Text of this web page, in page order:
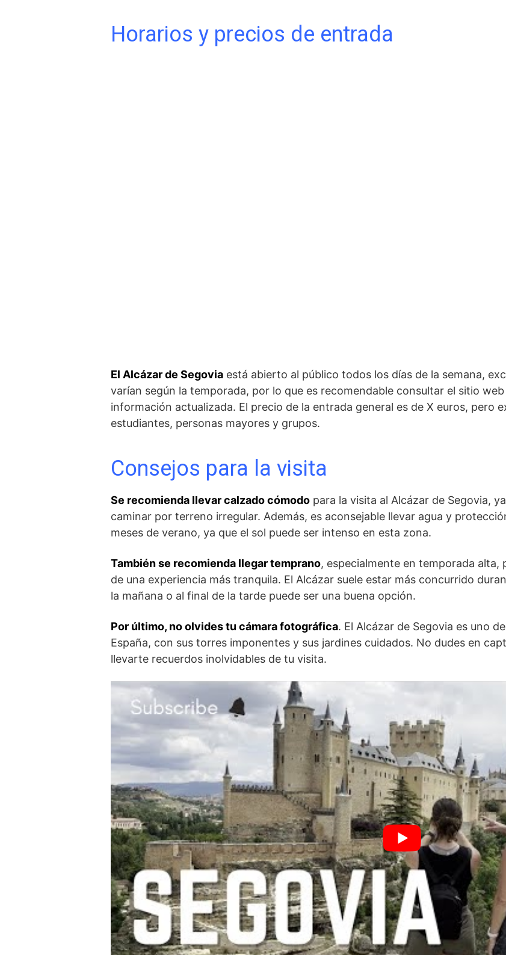
Horarios⁤ y precios de‍ entrada
El Alcázar de Segovia está abierto al público todos los días de la semana,
varían según la temporada, por‌ lo que es recomendable consultar el sitio
información ‍actualizada. El precio de la⁤ entrada general es de X euros,⁢ pero
estudiantes, personas mayores y grupos.
Consejos para la visita
Se ‍recomienda llevar calzado cómodo para la ⁢visita al Alcázar de Segovia,
caminar por terreno irregular. Además, es aconsejable llevar agua⁣ y
meses de verano, ya ​que el sol puede ser intenso en esta zona.
También se recomienda llegar temprano, especialmente ⁣en temporada
de​ una experiencia más tranquila. El Alcázar⁤ suele estar más concurrido
la mañana o al final de ‍la tarde puede ser una ‌buena opción.
Por último, no olvides tu cámara fotográfica. El Alcázar de ⁣Segovia es uno
España, con sus torres imponentes y⁤ sus jardines cuidados. No dudes en
llevarte⁣ recuerdos inolvidables ‍de tu visita.